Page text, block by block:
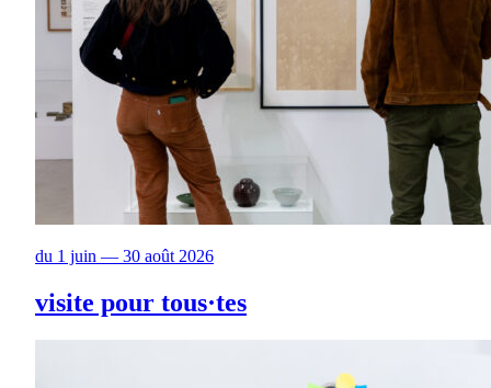
du 1 juin — 30 août 2026
visite pour tous·tes